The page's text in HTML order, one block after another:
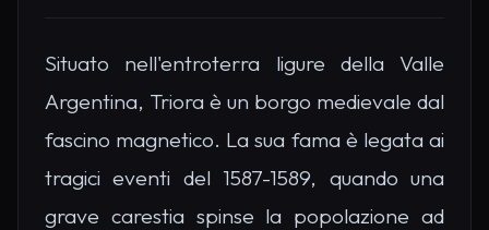
Situato nell'entroterra ligure della Valle
Argentina, Triora è un borgo medievale dal
fascino magnetico. La sua fama è legata ai
tragici eventi del 1587-1589, quando una
grave carestia spinse la popolazione ad